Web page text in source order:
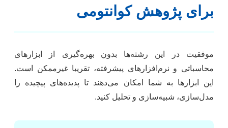
برای پژوهش کوانتومی
موفقیت در این رشته‌ها بدون بهره‌گیری از ابزارهای
محاسباتی و نرم‌افزارهای پیشرفته، تقریبا غیرممکن است.
این ابزارها به شما امکان می‌دهند تا پدیده‌های پیچیده را
مدل‌سازی، شبیه‌سازی و تحلیل کنید.